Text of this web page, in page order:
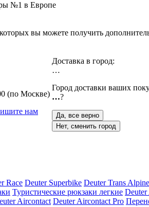
№1 в Европе
вы можете получить
(по Москве)
нам
Доставка в город:
…
Город доставки ваших
…?
Да, все верно
Нет, сменить город
Race Deuter Superbike Deuter Trans Alpine
Туристические рюкзаки легкие
Aircontact Deuter Aircontact Pro